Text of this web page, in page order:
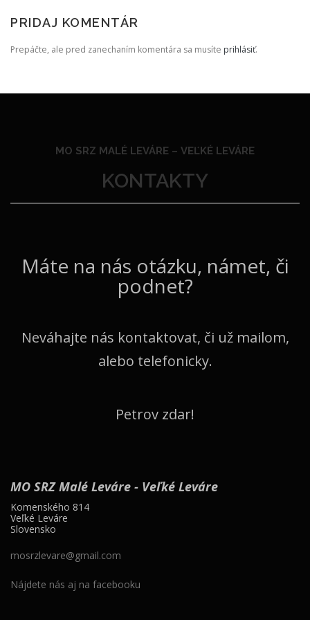
PRIDAJ KOMENTÁR
Prepáčte, ale pred zanechaním komentára sa musíte prihlásiť.
MO SRZ MALÉ LEVÁRE – VEĽKÉ LEVÁRE
KONTAKTY
Máte na nás otázku, námet, či
podnet?
Neváhajte nás kontaktovat, či už mailom,
alebo telefonicky.
Petrov zdar!
MO SRZ Malé Leváre - Veľké Leváre
Komenského 814
Veľké Leváre
Slovensko
mosrzlevare@gmail.com
Nájdete nás aj na facebooku